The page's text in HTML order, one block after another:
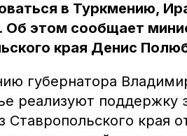
в Туркмению,
Об этом сообщает
края Денис
губернатора
реализуют поддержку
Ставропольского края